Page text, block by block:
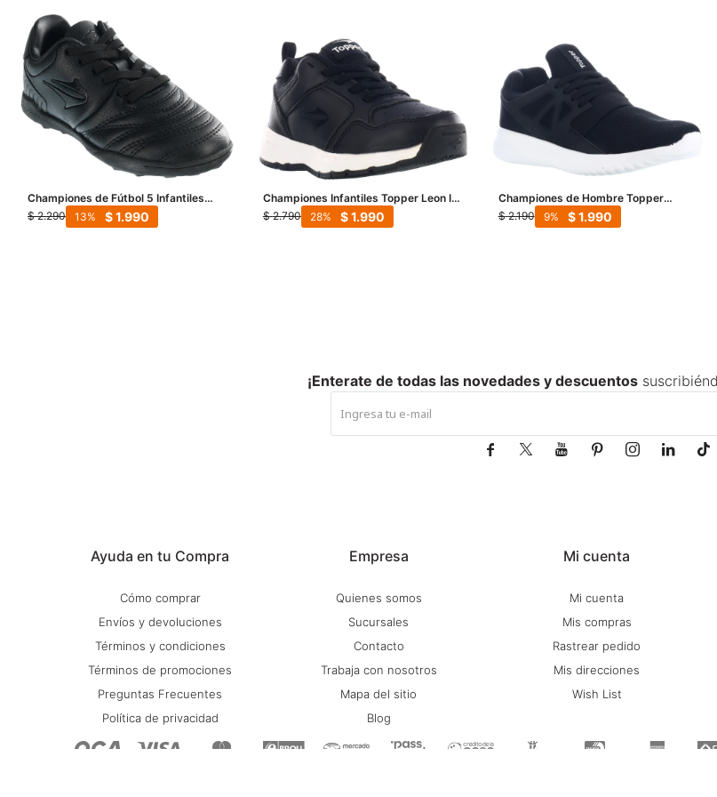
Championes de Fútbol 5 Infantiles
Topper San Ciro V - Negro
$ 2.290 $1.990
13
Championes Infantiles Topper Leon III
Kids - Negro
$ 2.790 $1.990
28
Championes de Hombre Topper
Mamba Urbano - Negro
$ 2.190 $ 1.990
9
Ayuda en tu Compra
Cómo comprar
Envíos y devoluciones
Términos y condiciones
Términos de promociones
Preguntas Frecuentes
Política de privacidad
Empresa
Quienes somos
Sucursales
Contacto
Trabaja con nosotros
Mapa del sitio
Blog
Mi cuenta
Mi cuenta
Mis compras
Rastrear pedido
Mis direcciones
Wish List
¡Enterate de todas las novedades y descuentos
      